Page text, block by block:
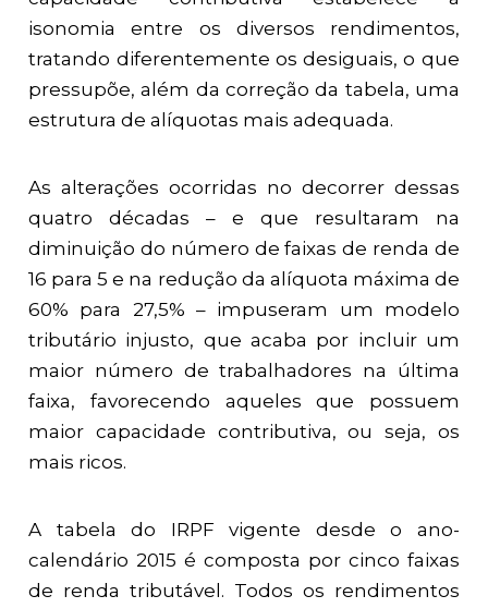
isonomia entre os diversos rendimentos,
tratando diferentemente os desiguais, o que
pressupõe, além da correção da tabela, uma
estrutura de alíquotas mais adequada.
As alterações ocorridas no decorrer dessas
quatro décadas – e que resultaram na
diminuição do número de faixas de renda de
16 para 5 e na redução da alíquota máxima de
60% para 27,5% – impuseram um modelo
tributário injusto, que acaba por incluir um
maior número de trabalhadores na última
faixa, favorecendo aqueles que possuem
maior capacidade contributiva, ou seja, os
mais ricos.
A tabela do IRPF vigente desde o ano-
calendário 2015 é composta por cinco faixas
de renda tributável. Todos os rendimentos